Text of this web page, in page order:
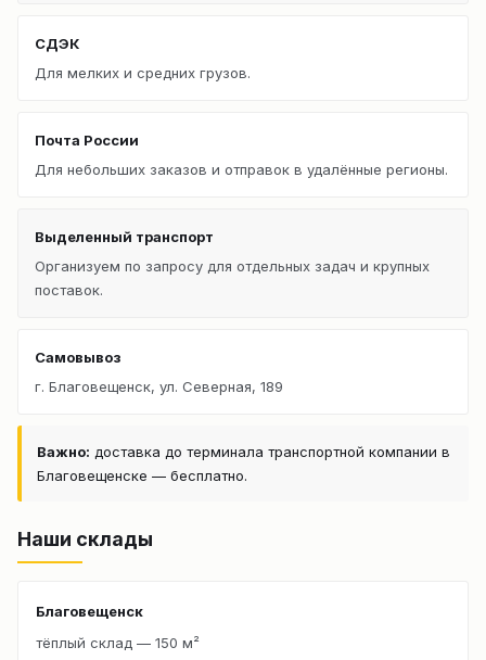
СДЭК
Для мелких и средних грузов.
Почта России
Для небольших заказов и отправок в удалённые регионы.
Выделенный транспорт
Организуем по запросу для отдельных задач и крупных
поставок.
Самовывоз
г. Благовещенск, ул. Северная, 189
Важно: доставка до терминала транспортной компании в
Благовещенске — бесплатно.
Наши склады
Благовещенск
тёплый склад — 150 м²